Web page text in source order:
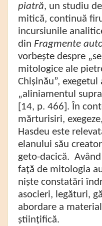
piatră, un studiu
mitică, continuă
incursiunile
din Fragmente
vorbește despre
mitologice ale
Chișinău”, exegetul
„aliniamentul
[14, p. 466]. În
mărturisiri,
Hasdeu este
elanului său
geto-dacică.
față de mitologia
niște constatări
asocieri, legături,
abordare a
științifică.